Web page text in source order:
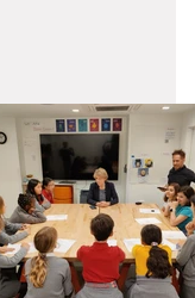
justice 2023-